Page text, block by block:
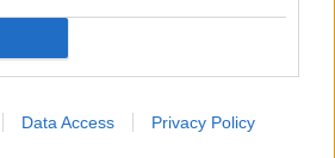
Data Access Privacy Policy
suteikti Ryžiui saugius